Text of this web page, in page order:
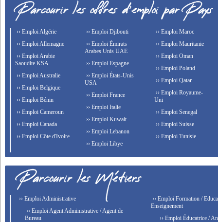
›› Emploi Algérie
›› Emploi Allemagne
›› Emploi Arabie
Saoudite KSA
›› Emploi Australie
›› Emploi Belgique
›› Emploi Bénin
›› Emploi Cameroun
›› Emploi Canada
›› Emploi Côte d'Ivoire
›› Emploi Djibouti
›› Emploi Émirats
Arabes Unis UAE
›› Emploi Espagne
›› Emploi États-Unis
USA
›› Emploi France
›› Emploi Italie
›› Emploi Kuwait
›› Emploi Lebanon
›› Emploi Libye
›› Emploi Maroc
›› Emploi Mauritanie
›› Emploi Oman
›› Emploi Poland
›› Emploi Qatar
›› Emploi Royaume-
Uni
›› Emploi Senegal
›› Emploi Suisse
›› Emploi Tunisie
›› Emploi Administrative
›› Emploi Agent Administrative / Agent de
Bureau
›› Emploi Formation /
Enseignement
›› Emploi Éducatrice /